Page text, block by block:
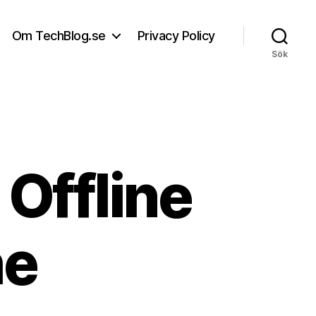
Om TechBlog.se Privacy Policy
Sök